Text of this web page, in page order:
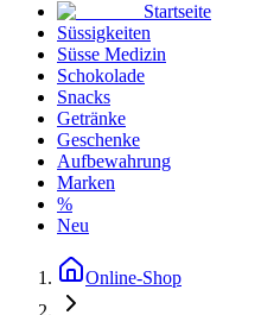
Startseite
Süssigkeiten
Süsse Medizin
Schokolade
Snacks
Getränke
Geschenke
Aufbewahrung
Marken
%
Neu
Online-Shop